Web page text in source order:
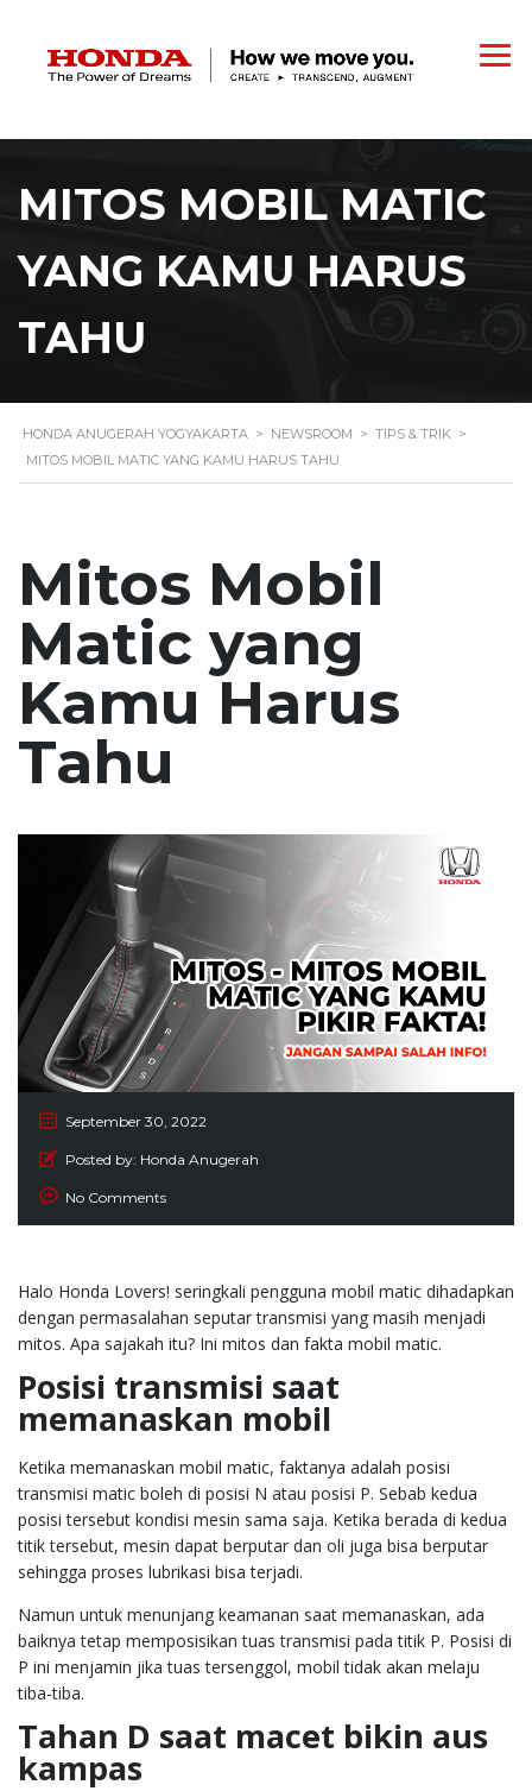
MITOS MOBIL MATIC
YANG KAMU HARUS
TAHU
HONDA ANUGERAH YOGYAKARTA > NEWSROOM > TIPS & TRIK >
MITOS MOBIL MATIC YANG KAMU HARUS TAHU
Mitos Mobil
Matic yang
Kamu Harus
Tahu
September 30, 2022
Posted by: Honda Anugerah
No Comments
Halo Honda Lovers! seringkali pengguna mobil matic dihadapkan
dengan permasalahan seputar transmisi yang masih menjadi
mitos. Apa sajakah itu? Ini mitos dan fakta mobil matic.
Posisi transmisi saat
memanaskan mobil
Ketika memanaskan mobil matic, faktanya adalah posisi
transmisi matic boleh di posisi N atau posisi P. Sebab kedua
posisi tersebut kondisi mesin sama saja. Ketika berada di kedua
titik tersebut, mesin dapat berputar dan oli juga bisa berputar
sehingga proses lubrikasi bisa terjadi.
Namun untuk menunjang keamanan saat memanaskan, ada
baiknya tetap memposisikan tuas transmisi pada titik P. Posisi di
P ini menjamin jika tuas tersenggol, mobil tidak akan melaju
tiba-tiba.
Tahan D saat macet bikin aus
kampas